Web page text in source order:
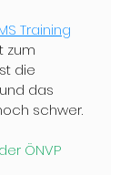
Training
zum
die
das
schwer.
ÖNVP